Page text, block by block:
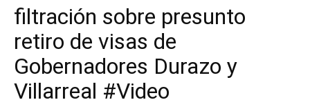
filtración sobre presunto
retiro de visas de
Gobernadores Durazo y
Villarreal #Video